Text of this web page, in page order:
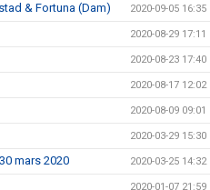
& Fortuna (Dam) 2020-09-05 16:35
2020-08-29 17:11
2020-08-23 17:40
2020-08-17 12:02
2020-08-09 09:01
2020-03-29 15:30
mars 2020 2020-03-25 14:32
2020-01-07 21:59